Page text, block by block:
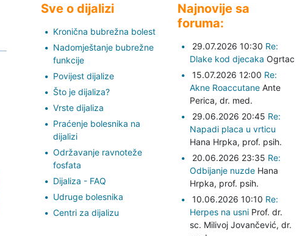
Sve o dijalizi
Kronična bubrežna bolest
Nadomještanje bubrežne
funkcije
Povijest dijalize
Što je dijaliza?
Vrste dijaliza
Praćenje bolesnika na
dijalizi
Održavanje ravnoteže
fosfata
Dijaliza - FAQ
Udruge bolesnika
Centri za dijalizu
Najnovije sa
foruma:
29.07.2026 10:30 Re:
Dlake kod djecaka Ogrtac
15.07.2026 12:00 Re:
Akne Roaccutane Ante
Perica, dr. med.
29.06.2026 20:45 Re:
Napadi placa u vrticu
Hana Hrpka, prof. psih.
20.06.2026 23:35 Re:
Odbijanje nuzde Hana
Hrpka, prof. psih.
10.06.2026 10:10 Re:
Herpes na usni Prof. dr.
sc. Milivoj Jovančević, dr.